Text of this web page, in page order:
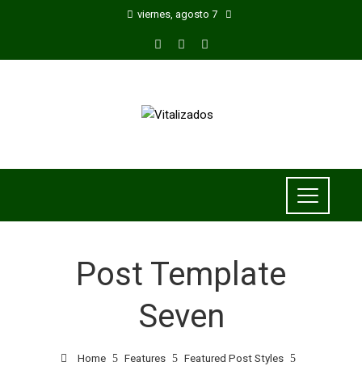
viernes, agosto 7
Post Template
Seven
Home Features
Featured Post Styles